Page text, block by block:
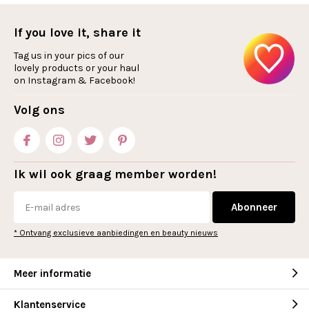
If you love it, share it
Tag us in your pics of our
lovely products or your haul
on Instagram & Facebook!
Volg ons
Ik wil ook graag member worden!
Abonneer
* Ontvang exclusieve aanbiedingen en beauty nieuws
Meer informatie
Klantenservice